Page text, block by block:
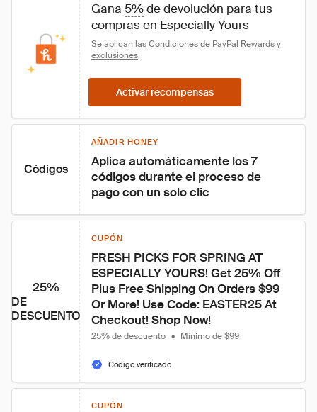
Gana 5% de devolución para tus
compras en Especially Yours
Se aplican las Condiciones de PayPal Rewards y
exclusiones.
Activar recompensas
Códigos
AÑADIR HONEY
Aplica automáticamente los 7
códigos durante el proceso de
pago con un solo clic
25%
DE
DESCUENTO
CUPÓN
FRESH PICKS FOR SPRING AT
ESPECIALLY YOURS! Get 25% Off
Plus Free Shipping On Orders $99
Or More! Use Code: EASTER25 At
Checkout! Shop Now!
25% de descuento • Mínimo de $99
Código verificado
CUPÓN